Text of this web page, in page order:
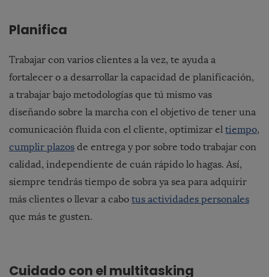
Planifica
Trabajar con varios clientes a la vez, te ayuda a
fortalecer o a desarrollar la capacidad de planificación,
a trabajar bajo metodologías que tú mismo vas
diseñando sobre la marcha con el objetivo de tener una
comunicación fluida con el cliente, optimizar el tiempo,
cumplir plazos de entrega y por sobre todo trabajar con
calidad, independiente de cuán rápido lo hagas. Así,
siempre tendrás tiempo de sobra ya sea para adquirir
más clientes o llevar a cabo tus actividades personales
que más te gusten.
Cuidado con el multitasking